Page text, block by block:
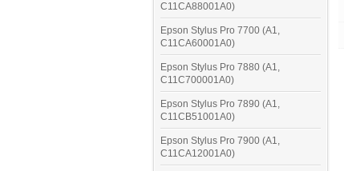
C11CA88001A0)
Epson Stylus Pro 7700 (A1,
C11CA60001A0)
Epson Stylus Pro 7880 (A1,
C11C700001A0)
Epson Stylus Pro 7890 (A1,
C11CB51001A0)
Epson Stylus Pro 7900 (A1,
C11CA12001A0)